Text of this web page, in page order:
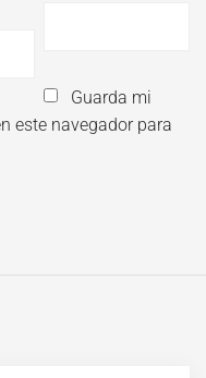
Guarda mi
este navegador para